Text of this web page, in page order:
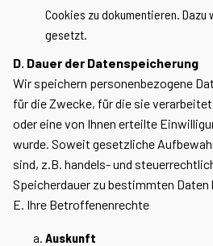
Cookies zu dokumentieren. Dazu
gesetzt.
D. Dauer der Datenspeicherung
Wir speichern personenbezogene
für die Zwecke, für die sie
oder eine von Ihnen erteilte
wurde. Soweit gesetzliche
sind, z.B. handels- und
Speicherdauer zu bestimmten Daten
E. Ihre Betroffenenrechte
Auskunft